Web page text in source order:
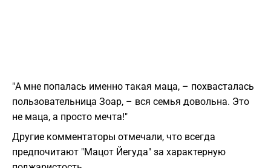
"А мне попалась именно такая маца, – похвасталась
пользовательница Зоар, – вся семья довольна. Это
не маца, а просто мечта!"
Другие комментаторы отмечали, что всегда
предпочитают "Мацот Йегуда" за характерную